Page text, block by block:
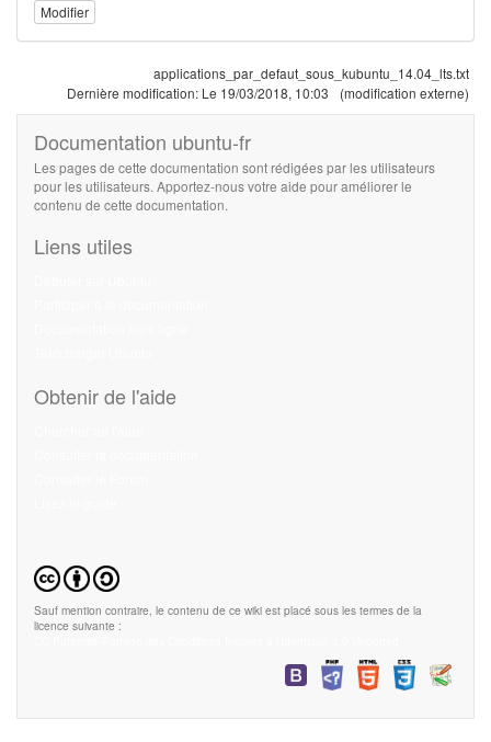
Modifier
applications_par_defaut_sous_kubuntu_14.04_lts.txt
Dernière modification: Le 19/03/2018, 10:03 (modification externe)
Documentation ubuntu-fr
Les pages de cette documentation sont rédigées par les utilisateurs
pour les utilisateurs. Apportez-nous votre aide pour améliorer le
contenu de cette documentation.
Liens utiles
Obtenir de l'aide
Sauf mention contraire, le contenu de ce wiki est placé sous les termes de la
licence suivante :